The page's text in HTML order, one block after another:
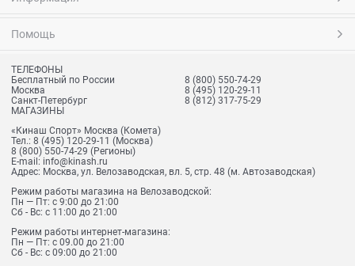
Помощь
ТЕЛЕФОНЫ
Бесплатный по России
8 (800) 550-74-29
Москва
8 (495) 120-29-11
Санкт-Петербург
8 (812) 317-75-29
МАГАЗИНЫ
«Кинаш Спорт» Москва (Комета)
Тел.: 8 (495) 120-29-11 (Москва)
8 (800) 550-74-29 (Регионы)
E-mail: info@kinash.ru
Адрес: Москва, ул. Велозаводская, вл. 5, стр. 48 (м. Автозаводская)
Режим работы магазина на Велозаводской:
Пн — Пт: с 9:00 до 21:00
Сб - Вс: с 11:00 до 21:00
Режим работы интернет-магазина:
Пн — Пт: с 09.00 до 21:00
Сб - Вс: с 09:00 до 21:00